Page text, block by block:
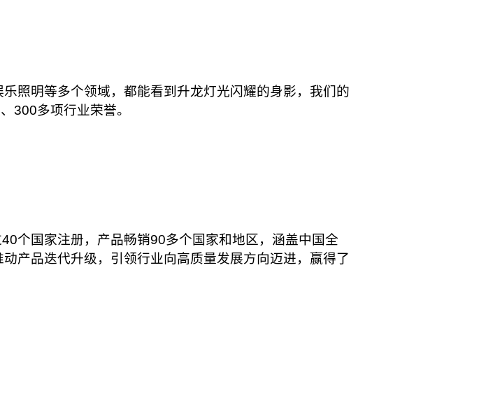
照明等多个领域，都能看到升龙灯光闪耀的身影，我们的
300多项行业荣誉。
个国家注册，产品畅销90多个国家和地区，涵盖中国全
产品迭代升级，引领行业向高质量发展方向迈进，赢得了